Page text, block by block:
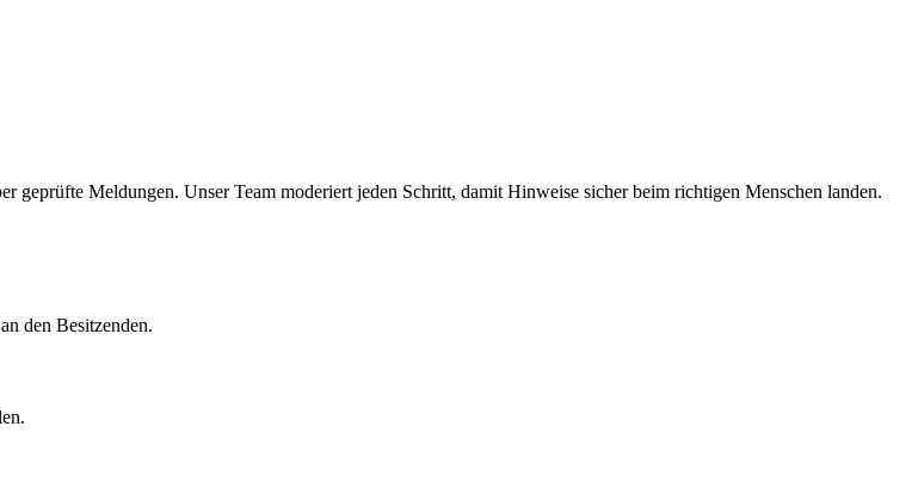
geprüfte Meldungen. Unser Team moderiert jeden Schritt, damit Hinweise sicher beim richtigen Menschen landen.
den Besitzenden.